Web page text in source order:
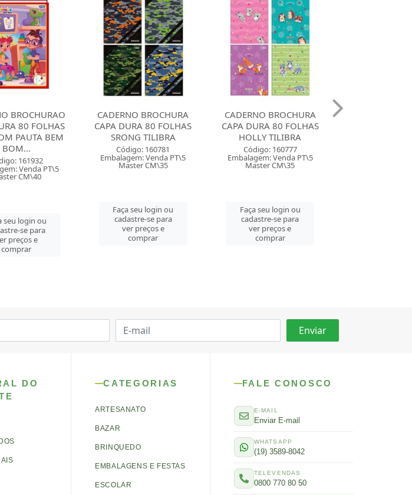
BROCHURA
80 FOLHAS
TILIBRA
160781
Venda PT\5
CM\35
se para
preços e
comprar
CADERNO BROCHURA
CAPA DURA 80 FOLHAS
HOLLY TILIBRA
Código: 160777
Embalagem: Venda PT\5
Master CM\35
Faça seu login ou
cadastre-se para
ver preços e
comprar
CADERNO BROCHURA
CAPA DURA 80 FOLHAS
BLOOM TILIBRA
Código: 160769
Embalagem: Venda PT\5
Master CM\35
Faça seu login ou
cadastre-se para
ver preços e
comprar
DO
CATEGORIAS
ARTESANATO
BAZAR
BRINQUEDO
EMBALAGENS E FESTAS
ESCOLAR
FALE CONOSCO
E-MAIL
Enviar E-mail
WHATSAPP
(19) 3589-8042
TELEVENDAS
0800 770 80 50